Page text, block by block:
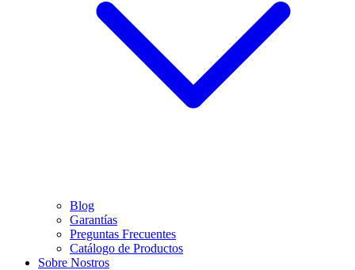
Blog
Garantías
Preguntas Frecuentes
Catálogo de Productos
Sobre Nostros